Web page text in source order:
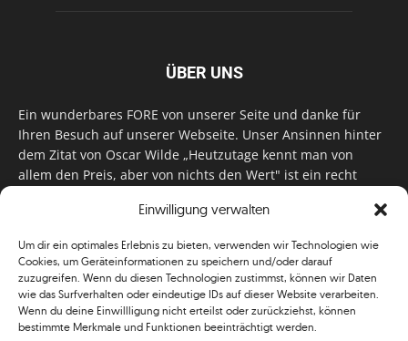
Einwilligung verwalten
Um dir ein optimales Erlebnis zu bieten, verwenden wir Technologien wie
Cookies, um Geräteinformationen zu speichern und/oder darauf
zuzugreifen. Wenn du diesen Technologien zustimmst, können wir Daten
wie das Surfverhalten oder eindeutige IDs auf dieser Website verarbeiten.
Wenn du deine Einwillligung nicht erteilst oder zurückziehst, können
bestimmte Merkmale und Funktionen beeinträchtigt werden.
ÜBER UNS
Ein wunderbares FORE von unserer Seite und danke für
Ihren Besuch auf unserer Webseite. Unser Ansinnen hinter
dem Zitat von Oscar Wilde „Heutzutage kennt man von
allem den Preis, aber von nichts den Wert" ist ein recht
für Monat unser Bestes, um Sie mit außergewöhnlichen
zu versorgen. Im Magazin, auf unserer Website & auf
unseren Social Media Plattformen! Das verdient im
klassischen Wortsinn nicht nur Anerkennung!